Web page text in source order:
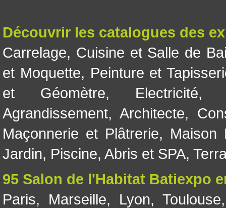
Découvrir les catalogues des
Carrelage, Cuisine et Salle de
et Moquette, Peinture et
et Géomètre, Electricité
Agrandissement, Architecte,
Maçonnerie et Plâtrerie, Maison
Jardin, Piscine, Abris et SPA,
95 Salon de l'Habitat Batiexpo
Paris, Marseille, Lyon, Toulouse